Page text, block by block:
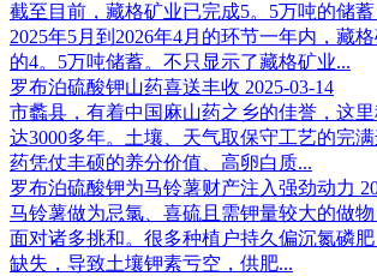
截至目前，藏格矿业已完成5。5万吨的储
2025年5月到2026年4月的环节一年内，藏
的4。5万吨储蓄。不只显示了藏格矿业...
罗布泊硫酸钾山药喜送丰收 2025-03-14
市蠡县，有着中国麻山药之乡的佳誉，这
达3000多年。土壤、天气取保守工艺的完
药凭仗丰硕的养分价值、高卵白质...
罗布泊硫酸钾为马铃薯财产注入强劲动力
马铃薯做为忌氯、喜硫且需钾量较大的做
面对诸多挑和。很多种植户持久偏沉氮磷
缺失，导致土壤钾素亏空，供肥...